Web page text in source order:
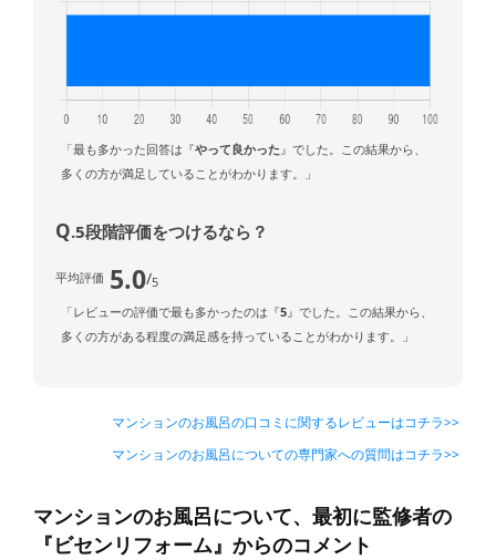
「最も多かった回答は『やって良かった』でした。この結果から、
多くの方が満足していることがわかります。」
Q.5段階評価をつけるなら？
平均評価 5.0/5
「レビューの評価で最も多かったのは『5』でした。この結果から、
多くの方がある程度の満足感を持っていることがわかります。」
マンションのお風呂の口コミに関するレビューはコチラ>>
マンションのお風呂についての専門家への質問はコチラ>>
マンションのお風呂について、最初に監修者の
『ビセンリフォーム』からのコメント